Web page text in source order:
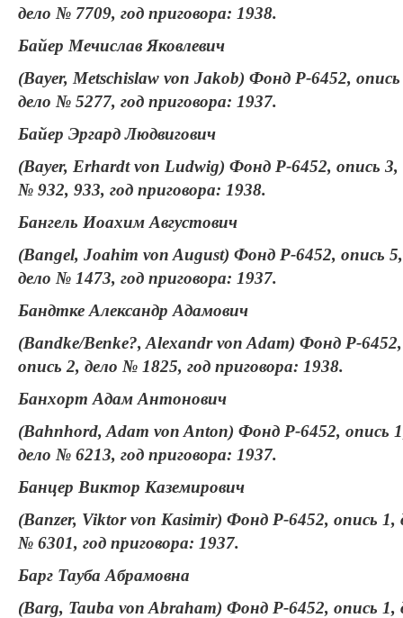
дело № 7709, год приговора: 1938.
Байер Мечислав Яковлевич
(Bayer, Metschislaw von Jakob) Фонд Р-6452,
дело № 5277, год приговора: 1937.
Байер Эргард Людвигович
(Bayer, Erhardt von Ludwig) Фонд Р-6452, опись 3,
№ 932, 933, год приговора: 1938.
Бангель Иоахим Августович
(Bangel, Joahim von August) Фонд Р-6452, опись 5,
дело № 1473, год приговора: 1937.
Бандтке Александр Адамович
(Bandke/Benke?, Alexandr von Adam) Фонд Р-6452,
опись 2, дело № 1825, год приговора: 1938.
Банхорт Адам Антонович
(Bahnhord, Adam von Anton) Фонд Р-6452, опись
дело № 6213, год приговора: 1937.
Банцер Виктор Каземирович
(Banzer, Viktor von Kasimir) Фонд Р-6452, опись 1,
№ 6301, год приговора: 1937.
Барг Тауба Абрамовна
(Barg, Tauba von Abraham) Фонд Р-6452, опись 1,